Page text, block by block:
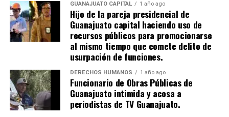
GUANAJUATO CAPITAL 1 año ago
Hijo de la pareja presidencial de
Guanajuato capital haciendo uso de
recursos públicos para promocionarse
al mismo tiempo que comete delito de
usurpación de funciones.
DERECHOS HUMANOS 1 año ago
Funcionario de Obras Públicas de
Guanajuato intimida y acosa a
periodistas de TV Guanajuato.